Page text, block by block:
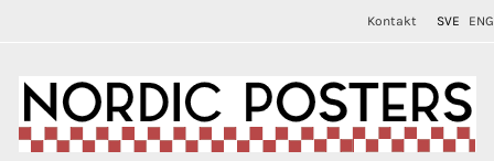
Kontakt SVE ENG